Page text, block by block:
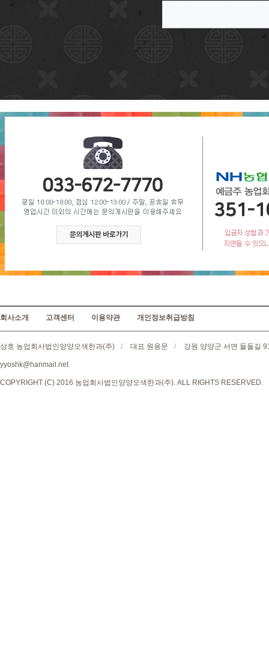
회사소개 고객센터 이용약관 개인정보취급방침
상호 농업회사법인양양오색한과(주) / 대표 원용문 / 강원 양양군 서면 들돌길
yyoshk@hanmail.net
COPYRIGHT (C) 2016 농업회사법인양양오색한과(주). ALL RIGHTS RESERVED.